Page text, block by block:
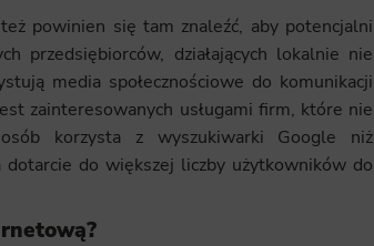
powinien się tam znaleźć, aby potencjalni
przedsiębiorców, działających lokalnie nie
media społecznościowe do komunikacji
zainteresowanych usługami firm, które nie
korzysta z wyszukiwarki Google niż
do większej liczby użytkowników do